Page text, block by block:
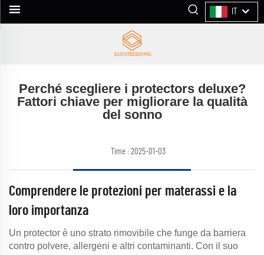
Perché scegliere i protectors deluxe?
Fattori chiave per migliorare la qualità
del sonno
Time : 2025-01-03
Comprendere le protezioni per materassi e la
loro importanza
Un protector è uno strato rimovibile che funge da barriera
contro polvere, allergeni e altri contaminanti. Con il suo